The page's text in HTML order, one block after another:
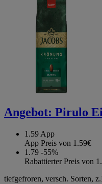
Angebot: Pirulo
1.59 App
App Preis von 1.59€
1.79 -55%
Rabattierter Preis von
tiefgefroren, versch. Sorten,